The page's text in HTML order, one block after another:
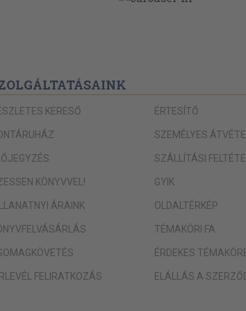
675
367
KERESŐ
KÖNYVVEL!
ÁRAINK
FELIRATKOZÁS
ÉRTESÍTŐ
SZEMÉLYES ÁTVÉTEL
SZÁLLÍTÁSI
GYIK
OLDALTÉRKÉP
TÉMAKÖRI FA
ÉRDEKES
ELÁLLÁS A